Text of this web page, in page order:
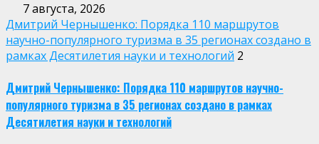
7 августа, 2026
Дмитрий Чернышенко: Порядка 110 маршрутов
научно-популярного туризма в 35 регионах создано в
рамках Десятилетия науки и технологий 2
Дмитрий Чернышенко: Порядка 110 маршрутов научно-
популярного туризма в 35 регионах создано в рамках
Десятилетия науки и технологий